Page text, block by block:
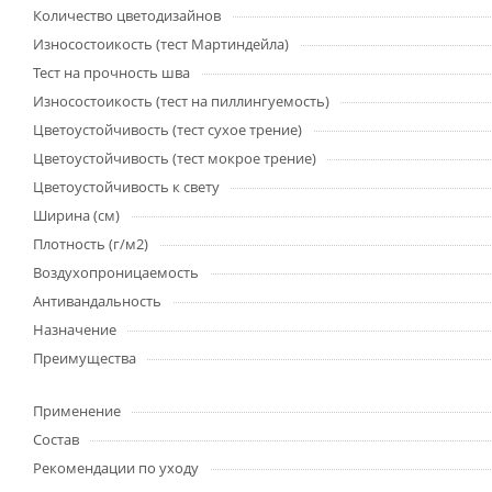
Количество цветодизайнов
Износостоикость (тест Мартиндейла)
Тест на прочность шва
Износостоикость (тест на пиллингуемость)
Цветоустойчивость (тест сухое трение)
Цветоустойчивость (тест мокрое трение)
Цветоустойчивость к свету
Ширина (см)
Плотность (г/м2)
Воздухопроницаемость
Антивандальность
Назначение
Преимущества
Применение
Состав
Рекомендации по уходу